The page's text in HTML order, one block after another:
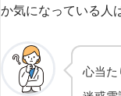
か気になっている人
心当